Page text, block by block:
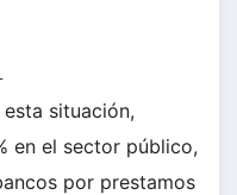
situación,
en el sector público,
por prestamos